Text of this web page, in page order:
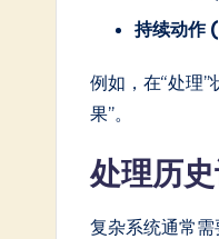
持续动作
例如，在“处理
果”。
处理历
复杂系统通常